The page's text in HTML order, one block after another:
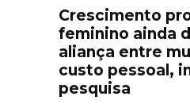
Crescimento
feminino ainda
aliança entre
custo pessoal,
pesquisa